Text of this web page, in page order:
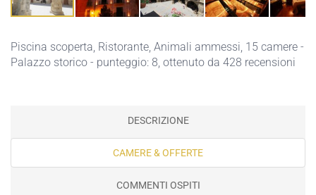
Piscina scoperta, Ristorante, Animali ammessi, 15 camere -
Palazzo storico - punteggio: 8, ottenuto da 428 recensioni
DESCRIZIONE
CAMERE & OFFERTE
COMMENTI OSPITI